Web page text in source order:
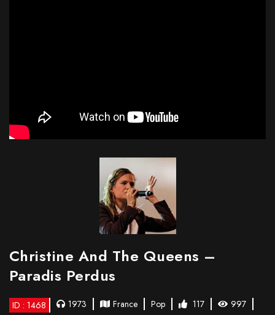
Christine And The Queens –
Paradis Perdus
ID : 1468 1973 France Pop 117
997